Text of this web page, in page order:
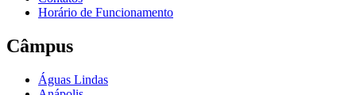
Horário de Funcionamento
Câmpus
Águas Lindas